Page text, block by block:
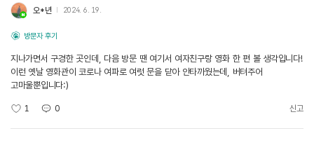
오*년 2024. 6. 19.
방문자 후기
지나가면서 구경한 곳인데, 다음 방문 땐 여기서 여자친구랑 영화 한 편 볼 생각입니다!
이런 옛날 영화관이 코로나 여파로 여럿 문을 닫아 안타까웠는데, 버텨주어
고마울뿐입니다:)
1 0 신고